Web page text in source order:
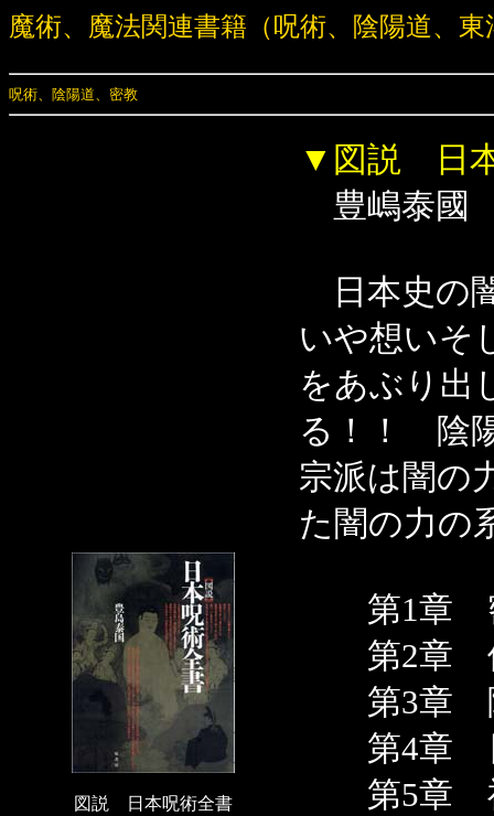
魔術、魔法関連書籍（呪術、陰陽道、
呪術、陰陽道、密教
図説 日本呪術全書
▼図説 日
豊嶋泰國
日本史の
いや想いそ
をあぶり出
る！！ 陰
宗派は闇の
た闇の力の
第1章 密
第2章 修
第3章 陰
第4章 日
第5章 神